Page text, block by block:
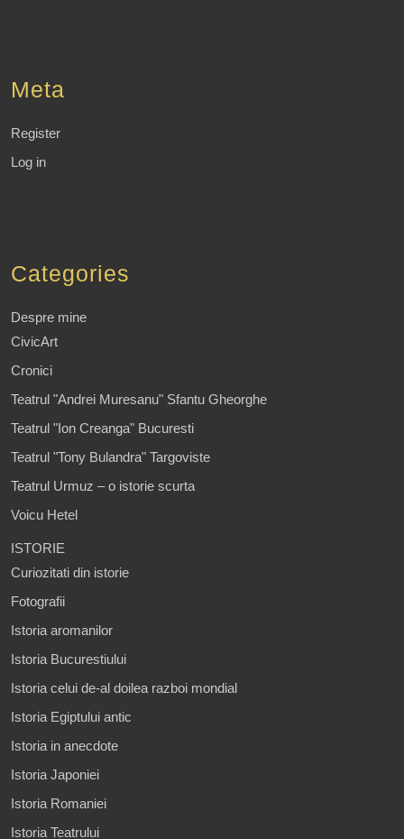
Meta
Register
Log in
Categories
Despre mine
CivicArt
Cronici
Teatrul "Andrei Muresanu" Sfantu Gheorghe
Teatrul "Ion Creanga" Bucuresti
Teatrul "Tony Bulandra" Targoviste
Teatrul Urmuz – o istorie scurta
Voicu Hetel
ISTORIE
Curiozitati din istorie
Fotografii
Istoria aromanilor
Istoria Bucurestiului
Istoria celui de-al doilea razboi mondial
Istoria Egiptului antic
Istoria in anecdote
Istoria Japoniei
Istoria Romaniei
Istoria Teatrului